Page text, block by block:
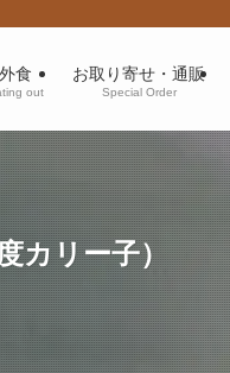
外食
out
お取り寄せ・通販
Special Order
カリー子）